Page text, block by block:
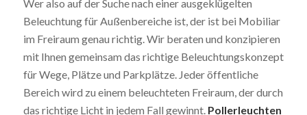
Wer also auf der Suche nach einer ausgeklügelten
Beleuchtung für Außenbereiche ist, der ist bei Mobiliar
im Freiraum genau richtig. Wir beraten und konzipieren
mit Ihnen gemeinsam das richtige Beleuchtungskonzept
für Wege, Plätze und Parkplätze. Jeder öffentliche
Bereich wird zu einem beleuchteten Freiraum, der durch
das richtige Licht in jedem Fall gewinnt. Pollerleuchten